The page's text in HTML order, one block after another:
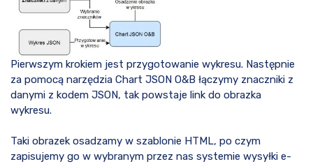
Pierwszym krokiem jest przygotowanie wykresu. Następnie
za pomocą narzędzia Chart JSON O&B łączymy znaczniki z
danymi z kodem JSON, tak powstaje link do obrazka
wykresu.
Taki obrazek osadzamy w szablonie HTML, po czym
zapisujemy go w wybranym przez nas systemie wysyłki e-